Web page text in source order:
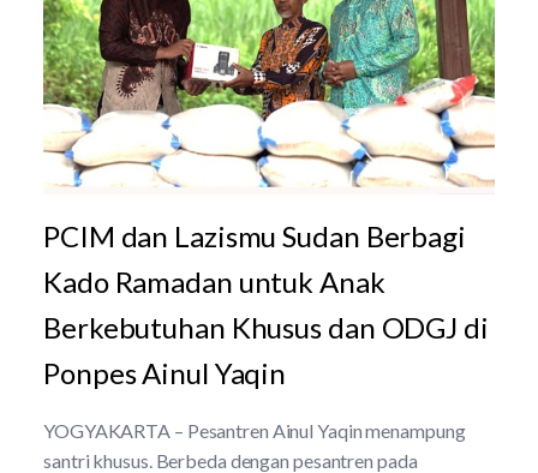
PCIM dan Lazismu Sudan Berbagi
Kado Ramadan untuk Anak
Berkebutuhan Khusus dan ODGJ di
Ponpes Ainul Yaqin
YOGYAKARTA – Pesantren Ainul Yaqin menampung
santri khusus. Berbeda dengan pesantren pada